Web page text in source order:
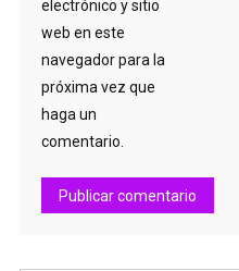
electrónico y sitio
web en este
navegador para la
próxima vez que
haga un
comentario.